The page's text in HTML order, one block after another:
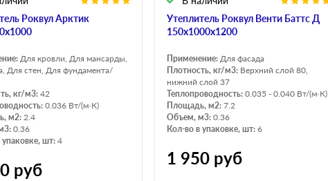
Роквул Арктик
Для кровли, Для мансарды,
Для стен, Для фундамента/
кг/м3: 42
0.036 Вт/(м·К)
м2: 2.4
0.36
шт: 4
руб
Утеплитель Роквул Венти Баттс Д
150х1000х1200
Применение: Для фасада
Плотность, кг/м3: Верхний слой 80,
нижний слой 37
Теплопроводность: 0.035 - 0.040 Вт/(м·К)
Площадь, м2: 7.2
Объем, м3: 0.36
Кол-во в упаковке, шт: 6
1 950 руб